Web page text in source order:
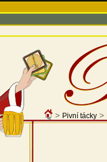
> Pivní tácky>